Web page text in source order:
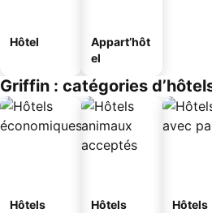
Hôtel
Appart’hôt
el
Griffin : catégories
Hôtels
Hôtels
Hôtels